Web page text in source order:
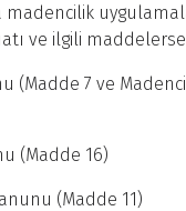
ve ilgili
(Madde 7 ve
(Madde 16)
(Madde 11)